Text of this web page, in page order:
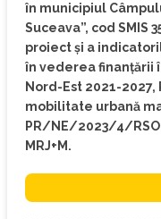
în municipiul
Suceava”, cod
proiect și a
în vederea finanțării
Nord-Est 2021-
mobilitate urbană
PR/NE/2023/4/
MRJ+M.